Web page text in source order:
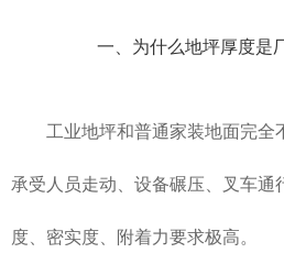
一、为什么地坪厚度是
工业地坪和普通家装地面完全
承受人员走动、设备碾压、叉车通
度、密实度、附着力要求极高。